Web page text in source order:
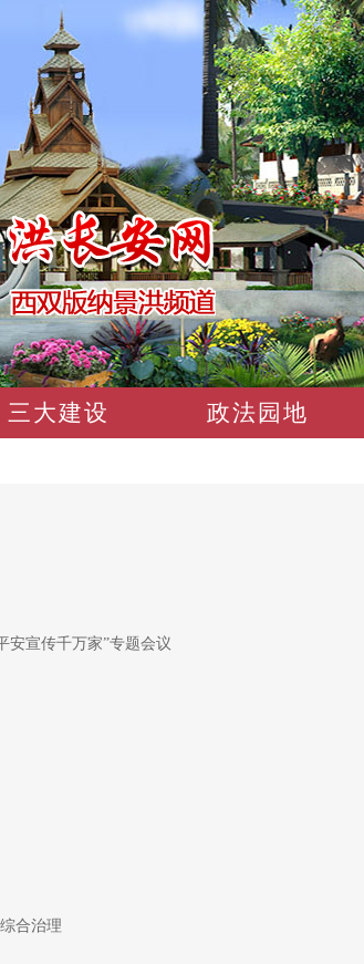
三大建设 政法园地
安宣传千万家”专题会议
合治理